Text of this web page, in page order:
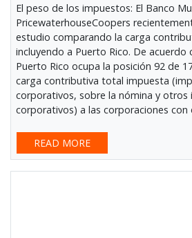
El peso de los impuestos: El Banco
PricewaterhouseCoopers
estudio comparando la carga
incluyendo a Puerto Rico. De acuerdo
Puerto Rico ocupa la posición 92 de
carga contributiva total impuesta
corporativos, sobre la nómina y otros
corporativos) a las corporaciones con
READ MORE